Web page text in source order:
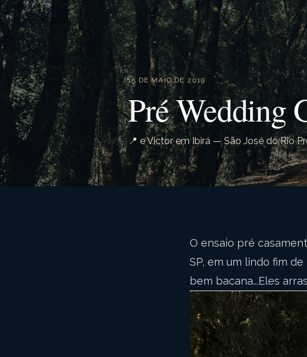
15 DE MAIO DE 2019
Pré Wedding
📍 e Victor em Ibirá — São José do Rio
O ensaio pré
SP, em um lindo fim
bem bacana...Eles